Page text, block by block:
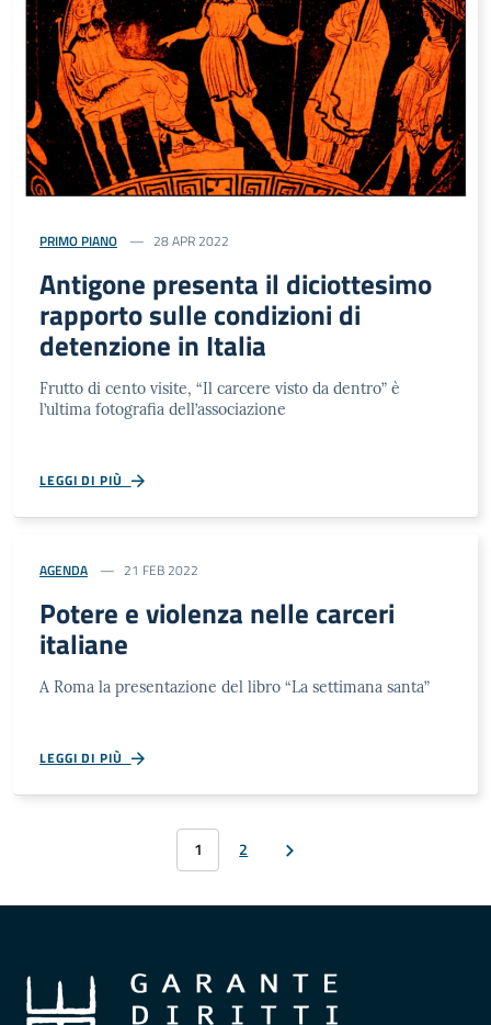
PRIMO PIANO 28 APR 2022
Antigone presenta il diciottesimo
rapporto sulle condizioni di
detenzione in Italia
Frutto di cento visite, “Il carcere visto da dentro” è
l’ultima fotografia dell’associazione
LEGGI DI PIÙ
AGENDA 21 FEB 2022
Potere e violenza nelle carceri
italiane
A Roma la presentazione del libro “La settimana santa”
LEGGI DI PIÙ
1 2